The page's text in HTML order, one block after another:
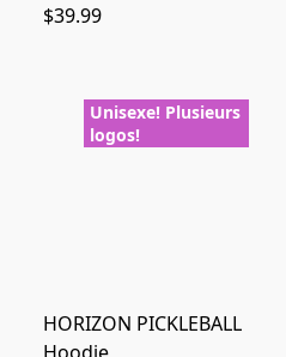
$39.99
Unisexe! Plusieurs
logos!
HORIZON PICKLEBALL